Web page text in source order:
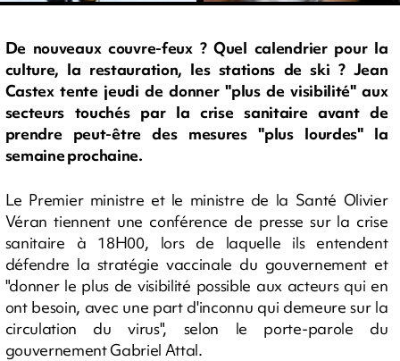
De nouveaux couvre-feux ? Quel calendrier pour la
culture, la restauration, les stations de ski ? Jean
Castex tente jeudi de donner "plus de visibilité" aux
secteurs touchés par la crise sanitaire avant de
prendre peut-être des mesures "plus lourdes" la
semaine prochaine.
Le Premier ministre et le ministre de la Santé Olivier
Véran tiennent une conférence de presse sur la crise
sanitaire à 18H00, lors de laquelle ils entendent
défendre la stratégie vaccinale du gouvernement et
"donner le plus de visibilité possible aux acteurs qui en
ont besoin, avec une part d'inconnu qui demeure sur la
circulation du virus", selon le porte-parole du
gouvernement Gabriel Attal.